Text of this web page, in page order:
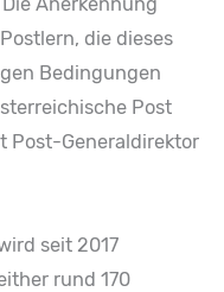
die dieses
Bedingungen
Post
Post-Generaldirektor
seit 2017
rund 170